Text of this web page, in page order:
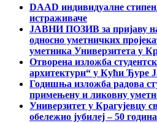
DAAD индивидуалне
истраживаче
ЈАВНИ ПОЗИВ за пријаву
односно уметничких
уметника Универзитета у
Отворена изложба
архитектури“ у Кући Ђуре
Годишња изложба радова
примењену и ликовну
Универзитет у Крагујевцу
обележио јубилеј – 50